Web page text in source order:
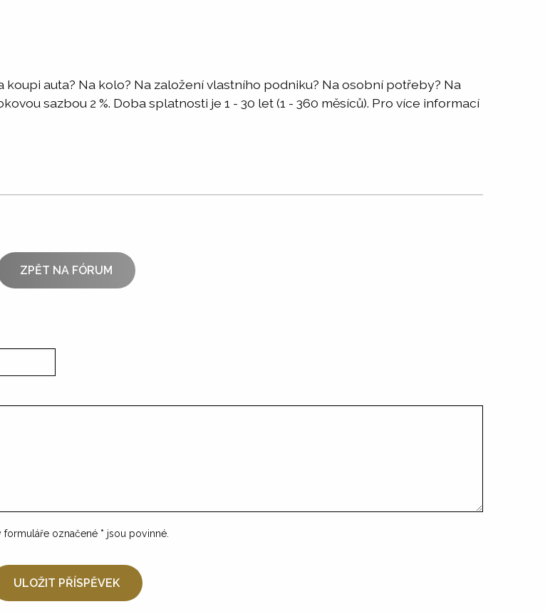
auta? Na kolo? Na založení vlastního podniku? Na osobní potřeby? Na
sazbou 2 %. Doba splatnosti je 1 - 30 let (1 - 360 měsíců). Pro více informací
ZPĚT NA FÓRUM
formuláře označené * jsou povinné.